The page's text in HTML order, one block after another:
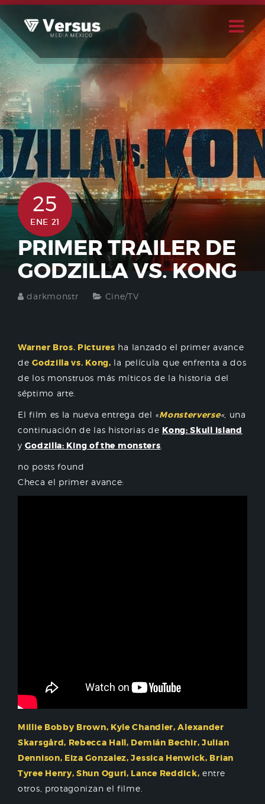
Skip
to
content
Buscar
Usuario
25
ENE 21
PRIMER TRAILER DE
GODZILLA VS. KONG
darkmonstr Cine/TV
Warner Bros. Pictures ha lanzado el primer avance
deGodzilla vs. Kong, la película que enfrenta a dos
de los monstruos más míticos de la historia del
séptimo arte.
El film es la nueva entrega del «Monsterverse«, una
continuación de las historias de Kong: Skull island
yGodzilla: King of the monsters
no posts found
Checa el primer avance:
Millie Bobby Brown, Kyle Chandler, Alexander
Skarsgård, Rebecca Hall, Demián Bechir, Julian
Dennison, Eiza Gonzalez, Jessica Henwick, Brian
Tyree Henry, Shun Oguri, Lance Reddick, entre
otros, protagonizan el filme.